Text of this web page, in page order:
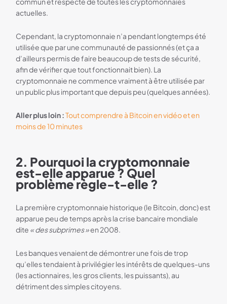
actuelles.
Cependant, la cryptomonnaie n’a pendant longtemps été
utilisée que par une communauté de passionnés (et ça a
d’ailleurs permis de faire beaucoup de tests de sécurité,
afin de vérifier que tout fonctionnait bien). La
cryptomonnaie ne commence vraiment à être utilisée par
un public plus important que depuis peu (quelques années).
Aller plus loin :Tout comprendre à Bitcoin en vidéo et en
moins de 10 minutes
2. Pourquoi la cryptomonnaie
est-elle apparue ? Quel
problème règle-t-elle ?
La première cryptomonnaie historique (le Bitcoin, donc) est
apparue peu de temps après la crise bancaire mondiale
dite « des subprimes »en 2008.
Les banques venaient de démontrer une fois de trop
qu’elles tendaient à privilégier les intérêts de quelques-uns
(les actionnaires, les gros clients, les puissants), au
détriment des simples citoyens.